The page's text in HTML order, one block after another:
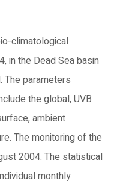
climatological
in the Dead Sea basin
The parameters
the global, UVB
ambient
The monitoring of the
2004. The statistical
monthly